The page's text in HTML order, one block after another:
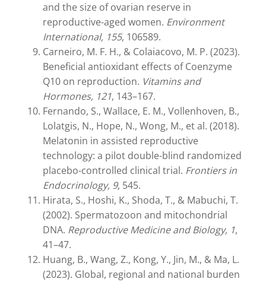
and the size of ovarian reserve in
reproductive-aged women. Environment
International, 155, 106589.
Carneiro, M. F. H., & Colaiacovo, M. P. (2023).
Beneficial antioxidant effects of Coenzyme
Q10 on reproduction. Vitamins and
Hormones, 121, 143–167.
Fernando, S., Wallace, E. M., Vollenhoven, B.,
Lolatgis, N., Hope, N., Wong, M., et al. (2018).
Melatonin in assisted reproductive
technology: a pilot double-blind randomized
placebo-controlled clinical trial. Frontiers in
Endocrinology, 9, 545.
Hirata, S., Hoshi, K., Shoda, T., & Mabuchi, T.
(2002). Spermatozoon and mitochondrial
DNA. Reproductive Medicine and Biology, 1,
41–47.
Huang, B., Wang, Z., Kong, Y., Jin, M., & Ma, L.
(2023). Global, regional and national burden